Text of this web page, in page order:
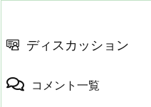
ディスカッション
コメント一覧